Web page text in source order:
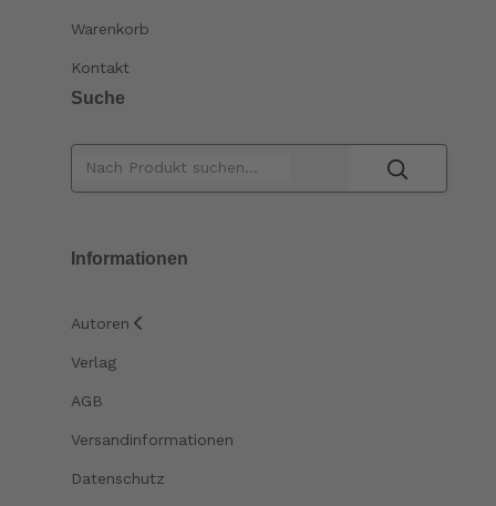
Warenkorb
Kontakt
Suche
Informationen
Autoren
Verlag
AGB
Versandinformationen
Datenschutz